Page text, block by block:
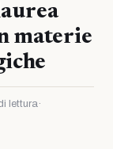
materie
lettura·